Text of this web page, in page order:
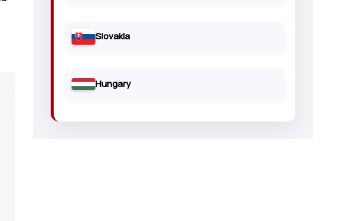
Slovakia
Hungary